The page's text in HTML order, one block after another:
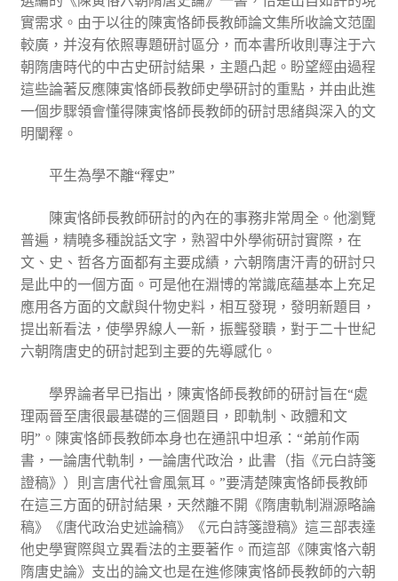
實需求。由于以往的陳寅恪師長教師論文集所收論文范圍
較廣，并沒有依照專題研討區分，而本書所收則專注于六
朝隋唐時代的中古史研討結果，主題凸起。盼望經由過程
這些論著反應陳寅恪師長教師史學研討的重點，并由此進
一個步驟領會懂得陳寅恪師長教師的研討思緒與深入的文
明闡釋。
平生為學不離“釋史”
陳寅恪師長教師研討的內在的事務非常周全。他瀏覽
普遍，精曉多種說話文字，熟習中外學術研討實際，在
文、史、哲各方面都有主要成績，六朝隋唐汗青的研討只
是此中的一個方面。可是他在淵博的常識底蘊基本上充足
應用各方面的文獻與什物史料，相互發現，發明新題目，
提出新看法，使學界線人一新，振聾發聵，對于二十世紀
六朝隋唐史的研討起到主要的先導感化。
學界論者早已指出，陳寅恪師長教師的研討旨在“處
理兩晉至唐很最基礎的三個題目，即軌制、政體和文
明”。陳寅恪師長教師本身也在通訊中坦承：“弟前作兩
書，一論唐代軌制，一論唐代政治，此書（指《元白詩箋
證稿》）則言唐代社會風氣耳。”要清楚陳寅恪師長教師
在這三方面的研討結果，天然離不開《隋唐軌制淵源略論
稿》《唐代政治史述論稿》《元白詩箋證稿》這三部表達
他史學實際與立異看法的主要著作。而這部《陳寅恪六朝
隋唐史論》支出的論文也是在進修陳寅恪師長教師的六朝